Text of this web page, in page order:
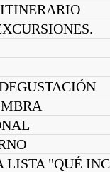
LISTA "QUÉ